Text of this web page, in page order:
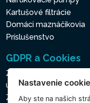
Kartušové filtrácie
Domáci maznáčikovia
Príslušenstvo
GDPR a Cookies
Zásady ochrany
údajov
Zásady používania
Nastavenie
Aby ste na našich